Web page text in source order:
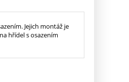
Jejich montáž je
hřídel s osazením